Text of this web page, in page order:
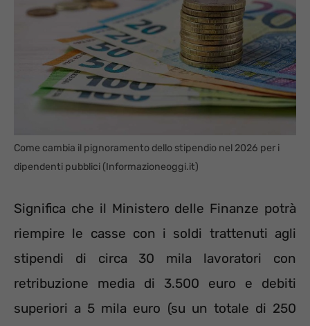
Come cambia il pignoramento dello stipendio nel 2026 per i
dipendenti pubblici (Informazioneoggi.it)
Significa che il Ministero delle Finanze potrà
riempire le casse con i soldi trattenuti agli
stipendi di circa 30 mila lavoratori con
retribuzione media di 3.500 euro e debiti
superiori a 5 mila euro (su un totale di 250